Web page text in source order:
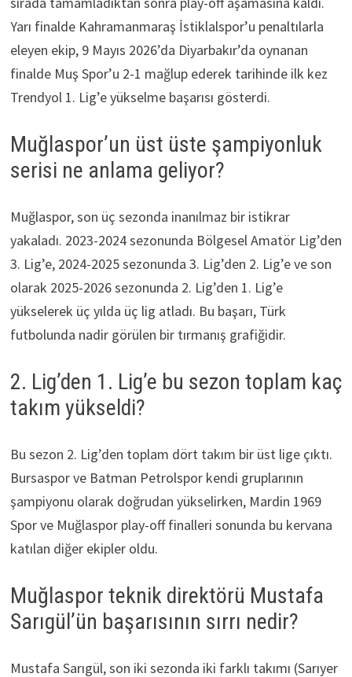
Yarı finalde Kahramanmaraş İstiklalspor’u penaltılarla
eleyen ekip, 9 Mayıs 2026’da Diyarbakır’da oynanan
finalde Muş Spor’u 2-1 mağlup ederek tarihinde ilk kez
Trendyol 1. Lig’e yükselme başarısı gösterdi.
Muğlaspor’un üst üste şampiyonluk
serisi ne anlama geliyor?
Muğlaspor, son üç sezonda inanılmaz bir istikrar
yakaladı. 2023-2024 sezonunda Bölgesel Amatör Lig’den
3. Lig’e, 2024-2025 sezonunda 3. Lig’den 2. Lig’e ve son
olarak 2025-2026 sezonunda 2. Lig’den 1. Lig’e
yükselerek üç yılda üç lig atladı. Bu başarı, Türk
futbolunda nadir görülen bir tırmanış grafiğidir.
2. Lig’den 1. Lig’e bu sezon toplam kaç
takım yükseldi?
Bu sezon 2. Lig’den toplam dört takım bir üst lige çıktı.
Bursaspor ve Batman Petrolspor kendi gruplarının
şampiyonu olarak doğrudan yükselirken, Mardin 1969
Spor ve Muğlaspor play-off finalleri sonunda bu kervana
katılan diğer ekipler oldu.
Muğlaspor teknik direktörü Mustafa
Sarıgül’ün başarısının sırrı nedir?
Mustafa Sarıgül, son iki sezonda iki farklı takımı (Sarıyer